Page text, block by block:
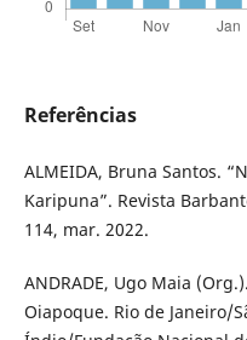
Referências
ALMEIDA, Bruna Santos.
Karipuna”. Revista
114, mar. 2022.
ANDRADE, Ugo Maia
Oiapoque. Rio de Janeiro/